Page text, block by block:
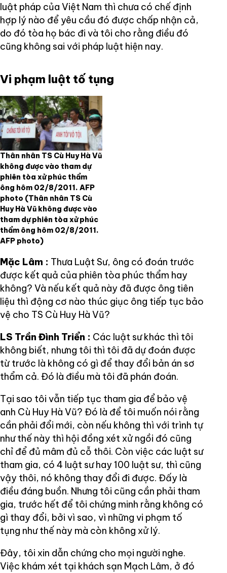
luật pháp của Việt Nam thì chưa có chế định
hợp lý nào để yêu cầu đó được chấp nhận cả,
do đó tòa họ bác đi và tôi cho rằng điều đó
cũng không sai với pháp luật hiện nay.
Vi phạm luật tố tụng
Thân nhân TS Cù Huy Hà Vũ
không được vào tham dự
phiên tòa xử phúc thẩm
ông hôm 02/8/2011. AFP
photo (Thân nhân TS Cù
Huy Hà Vũ không được vào
tham dự phiên tòa xử phúc
thẩm ông hôm 02/8/2011.
AFP photo)
Mặc Lâm : Thưa Luật Sư, ông có đoán trước
được kết quả của phiên tòa phúc thẩm hay
không? Và nếu kết quả này đã được ông tiên
liệu thì động cơ nào thúc giục ông tiếp tục bảo
vệ cho TS Cù Huy Hà Vũ?
LS Trần Đình Triển : Các luật sư khác thì tôi
không biết, nhưng tôi thì tôi đã dự đoán được
từ trước là không có gì để thay đổi bản án sơ
thẩm cả. Đó là điều mà tôi đã phán đoán.
Tại sao tôi vẫn tiếp tục tham gia để bảo vệ
anh Cù Huy Hà Vũ? Đó là để tôi muốn nói rằng
cần phải đổi mới, còn nếu không thì với trình tự
như thế này thì hội đồng xét xử ngồi đó cũng
chỉ để đủ mâm đủ cỗ thôi. Còn việc các luật sư
tham gia, có 4 luật sư hay 100 luật sư, thì cũng
vậy thôi, nó không thay đổi đi được. Đấy là
điều đáng buồn. Nhưng tôi cũng cần phải tham
gia, trước hết để tôi chứng minh rằng không có
gì thay đổi, bởi vì sao, vì những vi phạm tố
tụng như thế này mà còn không xử lý.
Đây, tôi xin dẫn chứng cho mọi người nghe.
Việc khám xét tại khách sạn Mạch Lâm, ở đó